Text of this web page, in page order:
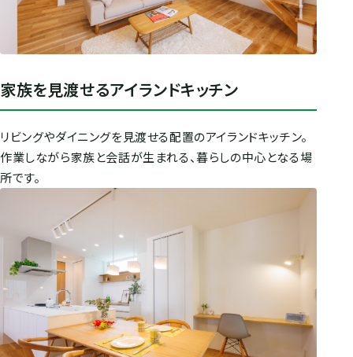
家族を見渡せるアイランドキッチン
リビングやダイニングを見渡せる配置のアイランドキッチン。
作業しながら家族と会話が生まれる、暮らしの中心となる場
所です。